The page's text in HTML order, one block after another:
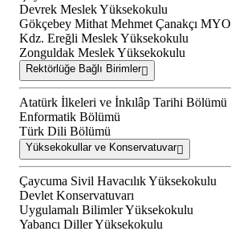
Devrek Meslek Yüksekokulu
Gökçebey Mithat Mehmet Çanakçı MYO
Kdz. Ereğli Meslek Yüksekokulu
Zonguldak Meslek Yüksekokulu
Rektörlüğe Bağlı Birimler
Atatürk İlkeleri ve İnkılâp Tarihi Bölümü
Enformatik Bölümü
Türk Dili Bölümü
Yüksekokullar ve Konservatuvar
Çaycuma Sivil Havacılık Yüksekokulu
Devlet Konservatuvarı
Uygulamalı Bilimler Yüksekokulu
Yabancı Diller Yüksekokulu